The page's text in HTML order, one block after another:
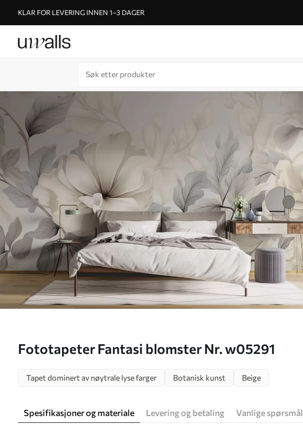
KLAR FOR LEVERING INNEN 1–3 DAGER
Fototapeter Fantasi blomster Nr. w05291
Tapet dominert av nøytrale lyse farger
Botanisk kunst Beige
Spesifikasjoner og materiale Levering og betaling Vanlige spørsmål